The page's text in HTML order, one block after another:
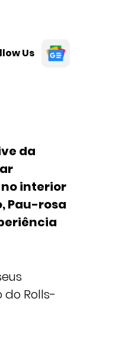
Us
da
interior
Pau-rosa
Rolls-